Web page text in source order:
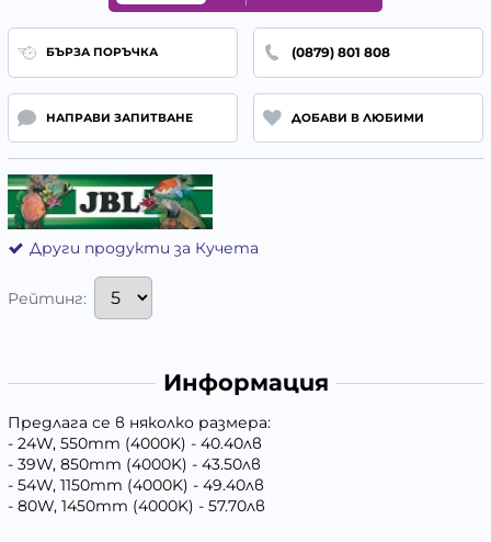
БЪРЗА ПОРЪЧКА (0879) 801 808
НАПРАВИ ЗАПИТВАНЕ ДОБАВИ В ЛЮБИМИ
Други продукти за Кучета
Рейтинг:
Информация
Предлага се в няколко размера:
- 24W, 550mm (4000K) - 40.40лв
- 39W, 850mm (4000K) - 43.50лв
- 54W, 1150mm (4000K) - 49.40лв
- 80W, 1450mm (4000K) - 57.70лв